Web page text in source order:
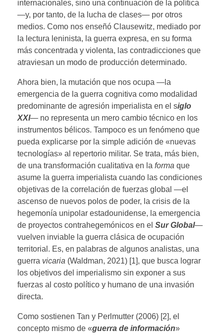
internacionales, sino una continuación de la política
—y, por tanto, de la lucha de clases— por otros
medios. Como nos enseñó Clausewitz, mediado por
la lectura leninista, la guerra expresa, en su forma
más concentrada y violenta, las contradicciones que
atraviesan un modo de producción determinado.
Ahora bien, la mutación que nos ocupa —la
emergencia de la guerra cognitiva como modalidad
predominante de agresión imperialista en el siglo
XXI— no representa un mero cambio técnico en los
instrumentos bélicos. Tampoco es un fenómeno que
pueda explicarse por la simple adición de «nuevas
tecnologías» al repertorio militar. Se trata, más bien,
de una transformación cualitativa en la forma que
asume la guerra imperialista cuando las condiciones
objetivas de la correlación de fuerzas global —el
ascenso de nuevos polos de poder, la crisis de la
hegemonía unipolar estadounidense, la emergencia
de proyectos contrahegemónicos en el Sur Global—
vuelven inviable la guerra clásica de ocupación
territorial. Es, en palabras de algunos analistas, una
guerra vicaria (Waldman, 2021) [1], que busca lograr
los objetivos del imperialismo sin exponer a sus
fuerzas al costo político y humano de una invasión
directa.
Como sostienen Tan y Perlmutter (2006) [2], el
concepto mismo de «guerra de información»